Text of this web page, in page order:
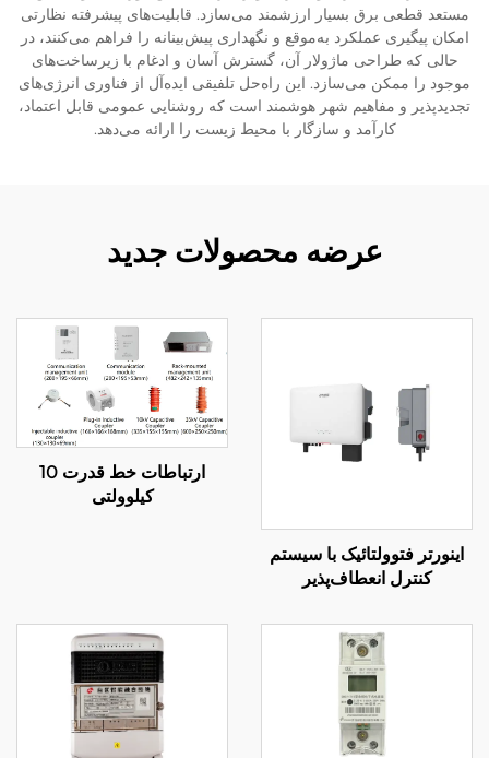
مستعد قطعی برق بسیار ارزشمند می‌سازد. قابلیت‌های پیشرفته نظارتی
امکان پیگیری عملکرد به‌موقع و نگهداری پیش‌بینانه را فراهم می‌کنند، در
حالی که طراحی ماژولار آن، گسترش آسان و ادغام با زیرساخت‌های
موجود را ممکن می‌سازد. این راه‌حل تلفیقی ایده‌آل از فناوری انرژی‌های
تجدیدپذیر و مفاهیم شهر هوشمند است که روشنایی عمومی قابل اعتماد،
کارآمد و سازگار با محیط زیست را ارائه می‌دهد.
عرضه محصولات جدید
اینورتر فتوولتائیک با سیستم
کنترل انعطاف‌پذیر
ارتباطات خط قدرت 10
کیلوولتی